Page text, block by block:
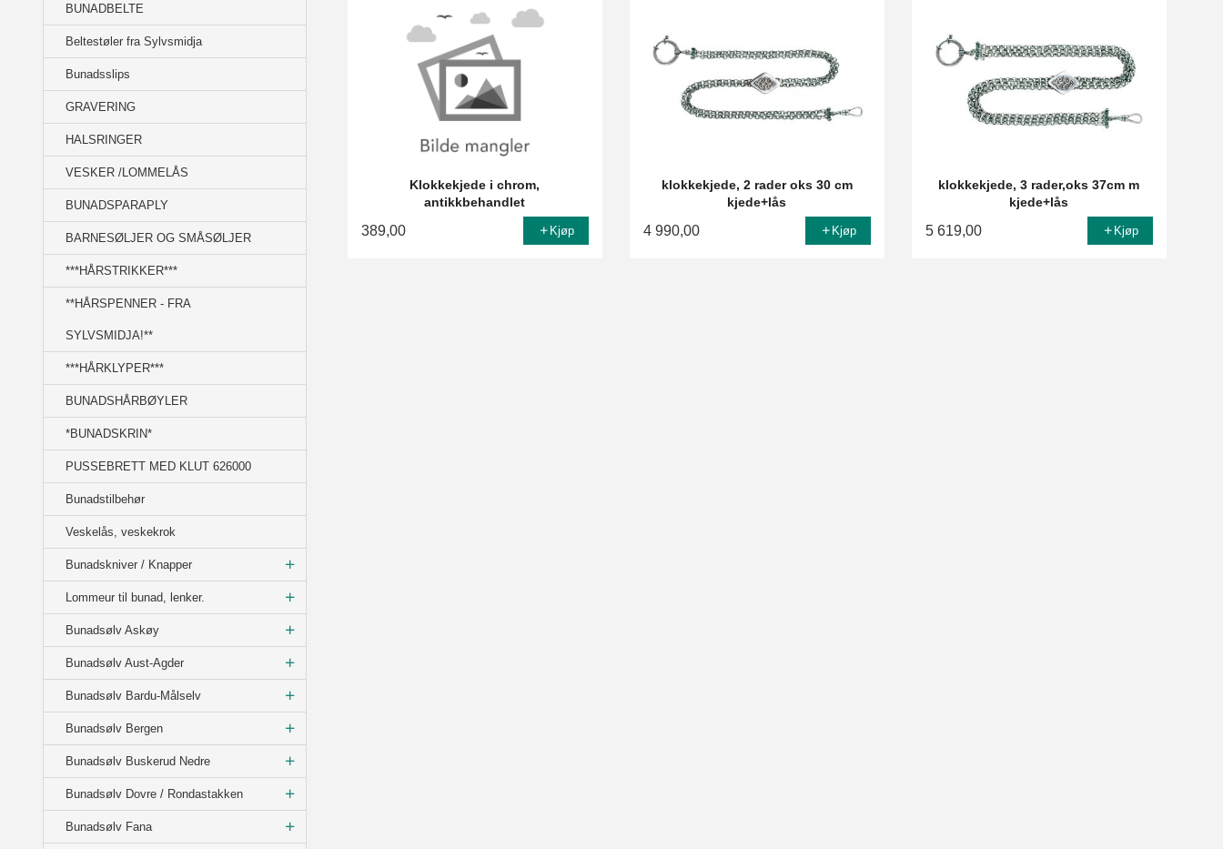
BUNADBELTE
Beltestøler fra Sylvsmidja
Bunadsslips
GRAVERING
HALSRINGER
VESKER /LOMMELÅS
BUNADSPARAPLY
BARNESØLJER OG SMÅSØLJER
***HÅRSTRIKKER***
**HÅRSPENNER - FRA
SYLVSMIDJA!**
***HÅRKLYPER***
BUNADSHÅRBØYLER
*BUNADSKRIN*
PUSSEBRETT MED KLUT 626000
Bunadstilbehør
Veskelås, veskekrok
Bunadskniver / Knapper
Lommeur til bunad, lenker.
Bunadsølv Askøy
Bunadsølv Aust-Agder
Bunadsølv Bardu-Målselv
Bunadsølv Bergen
Bunadsølv Buskerud Nedre
Bunadsølv Dovre / Rondastakken
Bunadsølv Fana
Klokkekjede i chrom,
antikkbehandlet
389,00 Kjøp
klokkekjede, 2 rader oks 30 cm
kjede+lås
4 990,00 Kjøp
klokkekjede, 3 rader,oks 37cm m
kjede+lås
5 619,00 Kjøp